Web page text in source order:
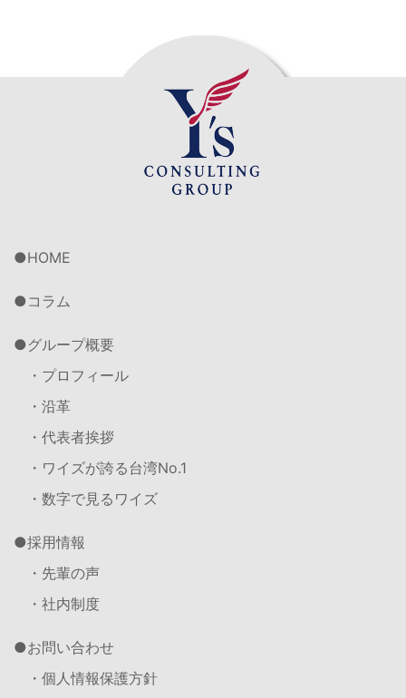
HOME
コラム
グループ概要
・プロフィール
・沿革
・代表者挨拶
・ワイズが誇る台湾No.1
・数字で見るワイズ
採用情報
・先輩の声
・社内制度
お問い合わせ
・個人情報保護方針